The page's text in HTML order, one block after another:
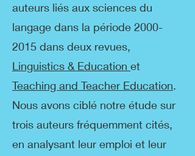
auteurs liés aux sciences du
langage dans la période 2000-
2015 dans deux revues,
Linguistics & Education et
Teaching and Teacher Education.
Nous avons ciblé notre étude sur
trois auteurs fréquemment cités,
en analysant leur emploi et leur